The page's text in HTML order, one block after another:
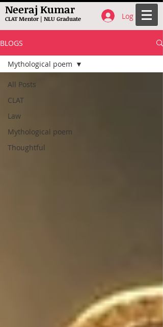
Neeraj Kumar
CLAT Mentor | NLU Graduate Log In
BLOGS
All Posts
CLAT
Law
Mythological poem
Thoughtful
Mythological poem